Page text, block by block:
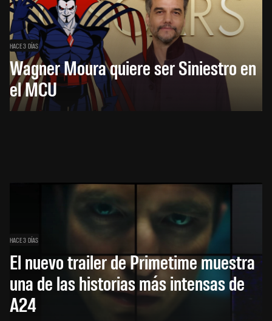
HACE 3 DÍAS
Wagner Moura quiere ser Siniestro en
el MCU
HACE 3 DÍAS
El nuevo trailer de Primetime muestra
una de las historias más intensas de
A24